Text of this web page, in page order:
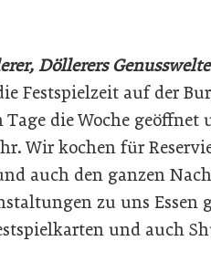
Döllerers
Festspielzeit auf der
Tage die Woche
Wir kochen für
auch den ganzen
zu uns Essen
und auch